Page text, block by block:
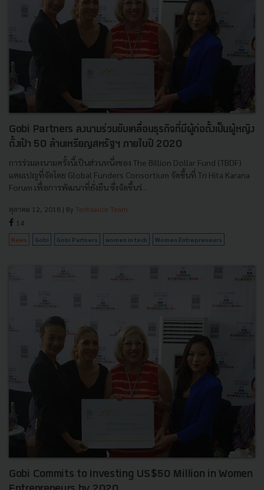
Gobi Partners ลงนามร่วมขับเคลื่อนธุรกิจที่มีผู้ก่อตั้งเป็นผู้หญิง
ตั้งเป้า 50 ล้านเหรียญสหรัฐฯ ภายในปี 2020
การร่วมลงนามครั้งนี้เป็นส่วนหนึ่งของ The Billion Dollar Fund (TBDF)
แคมเปญที่จัดโดย Global Funders Consortium จัดขึ้นที่ Tri Hita Karana
Forum เพื่อการพัฒนาที่ยั่งยืน ซึ่งจัดขึ้นร่...
ตุลาคม 12, 2018 | By Techsauce Team
14
News Gobi Gobi Partners women in tech Women Entrepreneurs
Gobi Commits to Investing US$50 Million in Women